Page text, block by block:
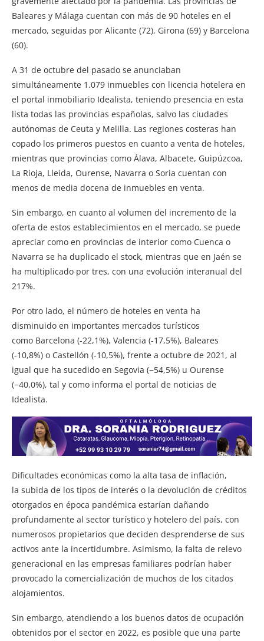
Baleares y Málaga cuentan con más de 90 hoteles en el
mercado, seguidas por Alicante (72), Girona (69) y Barcelona
(60).
A 31 de octubre del pasado se anunciaban
simultáneamente 1.079 inmuebles con licencia hotelera en
el portal inmobiliario Idealista, teniendo presencia en esta
lista todas las provincias españolas, salvo las ciudades
autónomas de Ceuta y Melilla. Las regiones costeras han
copado los primeros puestos en cuanto a venta de hoteles,
mientras que provincias como Álava, Albacete, Guipúzcoa,
La Rioja, Lleida, Ourense, Navarra o Soria cuentan con
menos de media docena de inmuebles en venta.
Sin embargo, en cuanto al volumen del incremento de la
oferta de estos establecimientos en el mercado, se puede
apreciar como en provincias de interior como Cuenca o
Navarra se ha duplicado el stock, mientras que en Jaén se
ha multiplicado por tres, con una evolución interanual del
217%.
Por otro lado, el número de hoteles en venta ha
disminuido en importantes mercados turísticos
como Barcelona (-22,1%), Valencia (-17,5%), Baleares
(-10,8%) o Castellón (-10,5%), frente a octubre de 2021, al
igual que ha sucedido en Segovia (−54,5%) u Ourense
(−40,0%), tal y como informa el portal de noticias de
Idealista.
Dificultades económicas como la alta tasa de inflación,
la subida de los tipos de interés o la devolución de créditos
otorgados en época pandémica estarían dañando
profundamente al sector turístico y hotelero del país, con
numerosos propietarios que deciden desprenderse de sus
activos ante la incertidumbre. Asimismo, la falta de relevo
generacional en las empresas familiares podrían haber
provocado la comercialización de muchos de los citados
alojamientos.
Sin embargo, atendiendo a los buenos datos de ocupación
obtenidos por el sector en 2022, es posible que una parte